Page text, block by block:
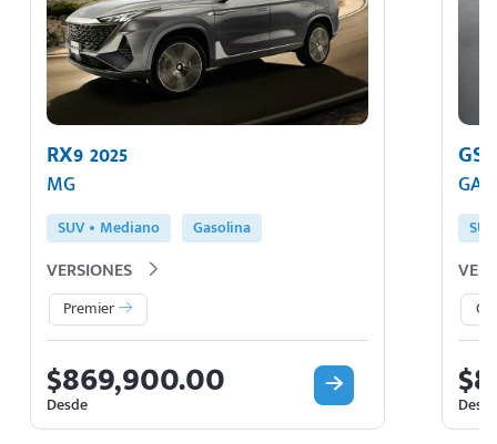
RX9 2025
MG
SUV Mediano Gasolina
VERSIONES
Premier
$869,900.00
Desde
GAC
SUV